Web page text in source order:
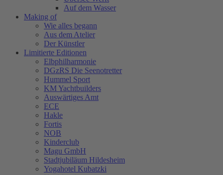
Auf dem Wasser
Making of
Wie alles begann
Aus dem Atelier
Der Künstler
Limitierte Editionen
Elbphilharmonie
DGzRS Die Seenotretter
Hummel Sport
KM Yachtbuilders
Auswärtiges Amt
ECE
Hakle
Fortis
NOB
Kinderclub
Magu GmbH
Stadtjubiläum Hildesheim
Yogahotel Kubatzki